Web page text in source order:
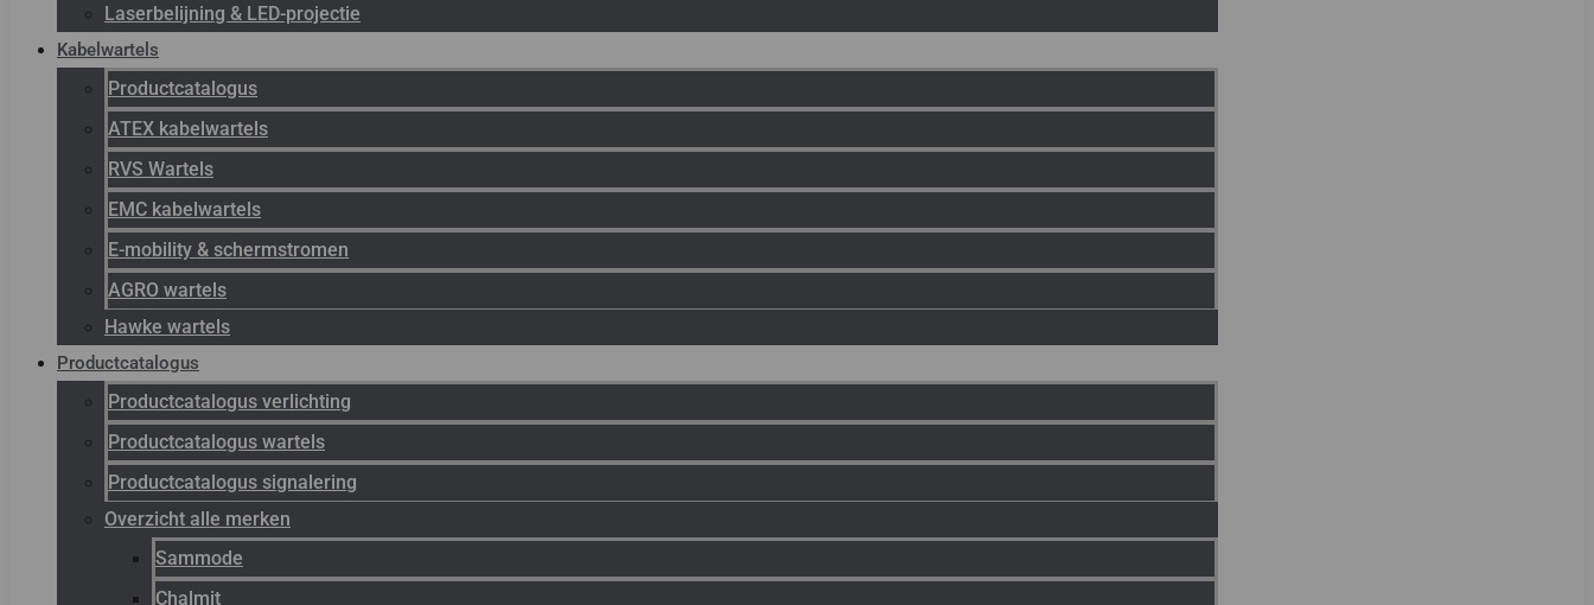
Laserbelijning & LED-projectie
Kabelwartels
Productcatalogus
ATEX kabelwartels
RVS Wartels
EMC kabelwartels
E-mobility & schermstromen
AGRO wartels
Hawke wartels
Productcatalogus
Productcatalogus verlichting
Productcatalogus wartels
Productcatalogus signalering
Overzicht alle merken
Sammode
Chalmit